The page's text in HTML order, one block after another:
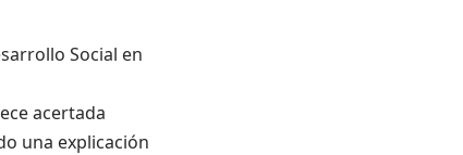
Social en
acertada
una explicación